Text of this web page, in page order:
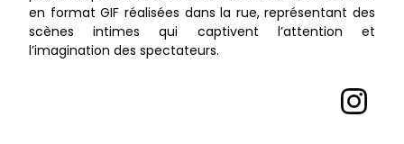
en format GIF réalisées dans la rue, représentant des
scènes intimes qui captivent l’attention et
l’imagination des spectateurs.